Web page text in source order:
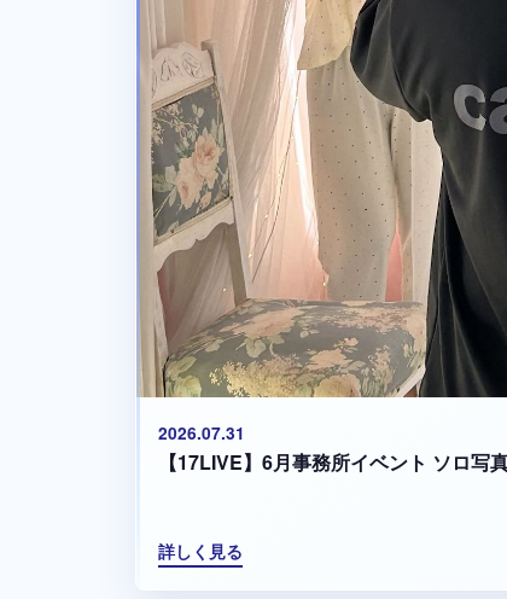
2026.07.31
【17LIVE】6月事務所イベント ソロ写
詳しく見る